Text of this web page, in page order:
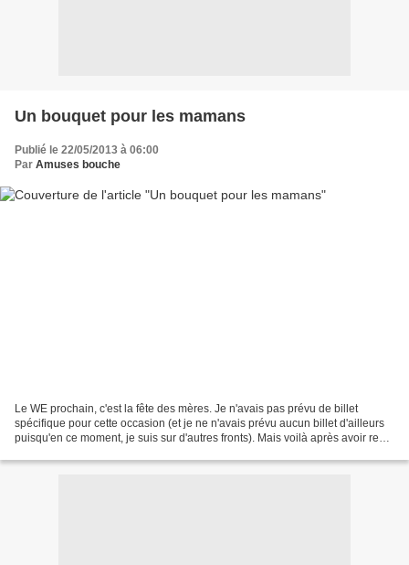
Un bouquet pour les mamans
Publié le 22/05/2013 à 06:00
Par Amuses bouche
Le WE prochain, c'est la fête des mères. Je n'avais pas prévu de billet
spécifique pour cette occasion (et je ne n'avais prévu aucun billet d'ailleurs
puisqu'en ce moment, je suis sur d'autres fronts). Mais voilà après avoir reçu